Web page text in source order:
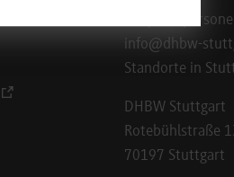
info@dhbw-
Standorte in
DHBW Stuttgart
Rotebühlstraße
70197 Stuttgart